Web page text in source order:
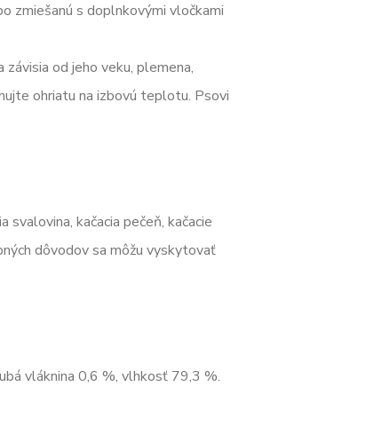
zmiešanú s doplnkovými vločkami
od jeho veku, plemena,
ohriatu na izbovú teplotu. Psovi
kačacia pečeň, kačacie
dôvodov sa môžu vyskytovať
vláknina 0,6 %, vlhkosť 79,3 %.